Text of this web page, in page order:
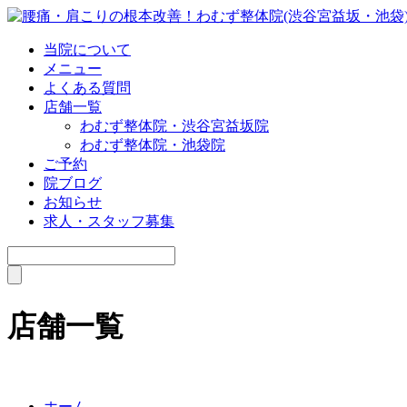
当院について
メニュー
よくある質問
店舗一覧
わむず整体院・渋谷宮益坂院
わむず整体院・池袋院
ご予約
院ブログ
お知らせ
求人・スタッフ募集
店舗一覧